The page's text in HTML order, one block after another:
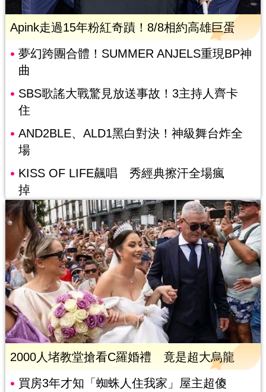
Apink走過15年粉紅奇蹟！8/8相約高雄巨蛋
夢幻跨團合體！SUMMER ANJELS重現BP神
曲
SBS歌謠大戰驚見放送事故！3主持人齊卡
住
AND2BLE、ALD1黑白對決！神級舞台炸全
場
KISS OF LIFE飆唱 秀經典擦汗全場瘋
掉
2000人堵教堂搶看C羅婚禮 竟是超大烏龍
買房3年才知「蜘蛛人住我家」屋主超傻